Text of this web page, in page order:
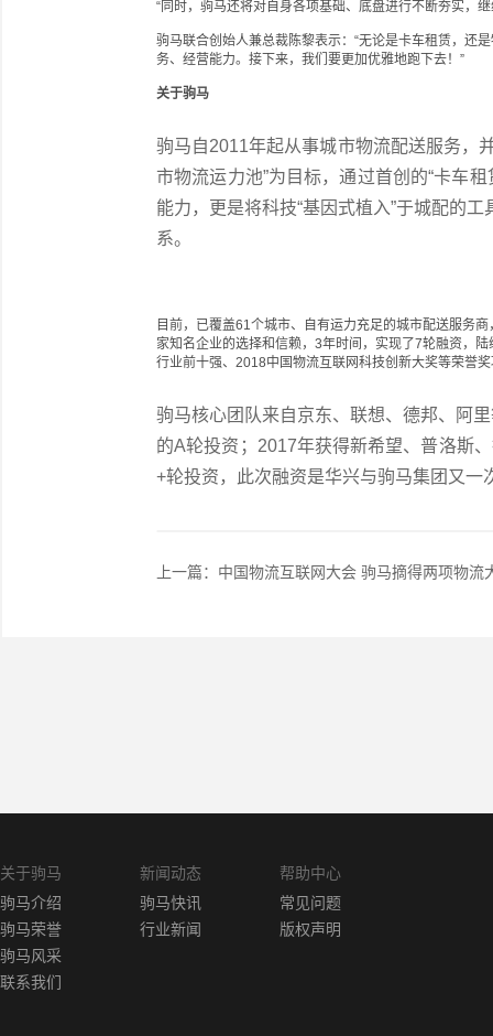
“同时，驹马还将对自身各项基础、底盘进行不断夯实，
驹马联合创始人兼总裁陈黎表示：“无论是卡车租赁，还
务、经营能力。接下来，我们要更加优雅地跑下去！”
关于驹马
驹马自2011年起从事城市物流配送服务，
市物流运力池”为目标，通过首创的“卡车
能力，更是将科技“基因式植入”于城配的
系。
目前，已覆盖61个城市、自有运力充足的城市配送服务
家知名企业的选择和信赖，3年时间，实现了7轮融资，
行业前十强、2018中国物流互联网科技创新大奖等荣誉
驹马核心团队来自京东、联想、德邦、阿
的A轮投资；2017年获得新希望、普洛斯
+轮投资，此次融资是华兴与驹马集团又一
上一篇： 中国物流互联网大会 驹马摘得两项物流
关于驹马
驹马介绍
驹马荣誉
驹马风采
联系我们
新闻动态
驹马快讯
行业新闻
帮助中心
常见问题
版权声明